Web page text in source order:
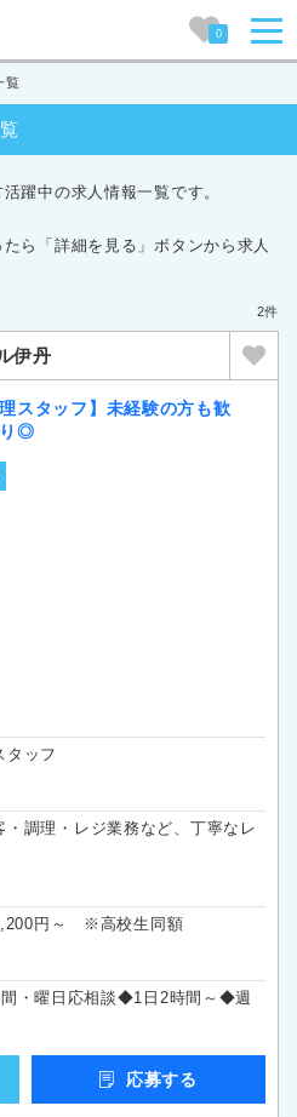
0
覧
躍中の求人情報一覧です。
ら「詳細を見る」ボタンから求人
2件
伊丹
スタッフ】未経験の方も歓
り◎
タッフ
調理・レジ業務など、丁寧なレ
円～ ※高校生同額
・曜日応相談◆1日2時間～◆週
応募する